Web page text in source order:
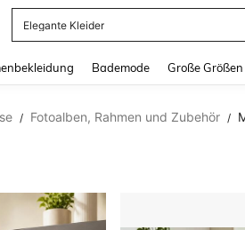
Sommerkleid Damen
Bademode Große Größen
/ Fotoalben, Rahmen und Zubehör /